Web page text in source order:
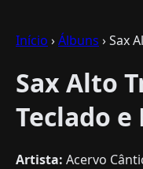
Início ›Álbuns › Sax
Sax Alto
Teclado e
Artista: Acervo